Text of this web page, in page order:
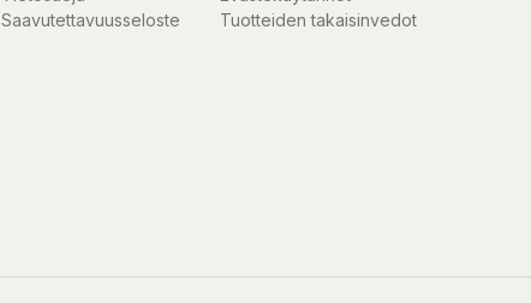
Saavutettavuusseloste
Tuotteiden takaisinvedot